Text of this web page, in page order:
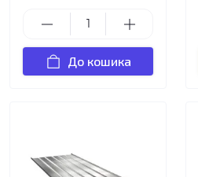
До кошика